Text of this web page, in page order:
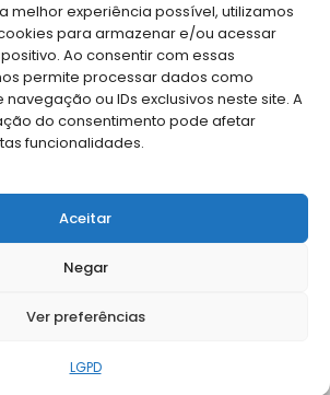
melhor experiência possível, utilizamos
para armazenar e/ou acessar
Ao consentir com essas
permite processar dados como
ou IDs exclusivos neste site. A
do consentimento pode afetar
funcionalidades.
Aceitar
Negar
Ver preferências
LGPD
CAMPANHAS
SERVIÇOS
FILIADAS
LGPD
FALE CONOSCO
da AMB para o seu evento